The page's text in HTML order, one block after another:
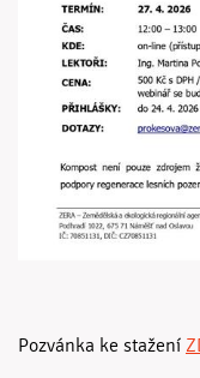
Pozvánka ke stažení